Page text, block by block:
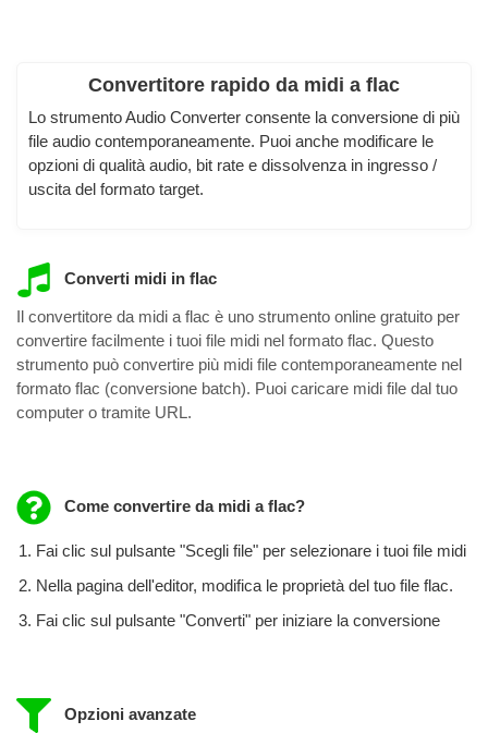
Convertitore rapido da midi a flac
Lo strumento Audio Converter consente la conversione di più
file audio contemporaneamente. Puoi anche modificare le
opzioni di qualità audio, bit rate e dissolvenza in ingresso /
uscita del formato target.
Converti midi in flac
Il convertitore da midi a flac è uno strumento online gratuito per
convertire facilmente i tuoi file midi nel formato flac. Questo
strumento può convertire più midi file contemporaneamente nel
formato flac (conversione batch). Puoi caricare midi file dal tuo
computer o tramite URL.
Come convertire da midi a flac?
Fai clic sul pulsante "Scegli file" per selezionare i tuoi file midi
Nella pagina dell'editor, modifica le proprietà del tuo file flac.
Fai clic sul pulsante "Converti" per iniziare la conversione
Opzioni avanzate